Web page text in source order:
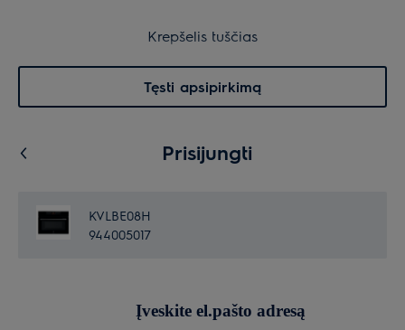
Menu 0
Krepšelis tuščias
Tęsti apsipirkimą
Prisijungti
KVLBE08H
944005017
Įveskite el.pašto adresą